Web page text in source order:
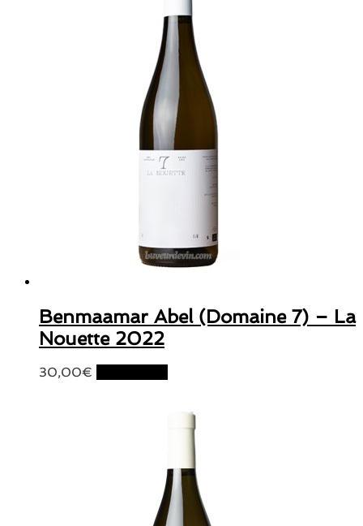
Benmaamar Abel (Domaine 7) – La
Nouette 2022
30,00€